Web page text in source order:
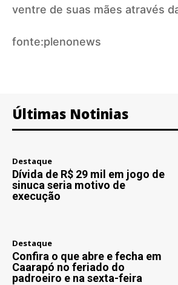
ventre de suas mães através
fonte:plenonews
Últimas Notinias
Destaque
Dívida de R$ 29 mil em jogo de
sinuca seria motivo de
execução
Destaque
Confira o que abre e fecha em
Caarapó no feriado do
padroeiro e na sexta-feira